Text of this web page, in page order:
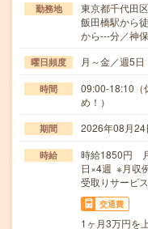
勤務地
東京都千代田区
飯田橋駅から
から---分／神
曜日頻度 月～金／週5日
時間
09:00-18:10（
め！）
期間 2026年08月
時給
時給1850円
日×4週 ※月収
受取りサービ
交通費
1ヶ月3万円を